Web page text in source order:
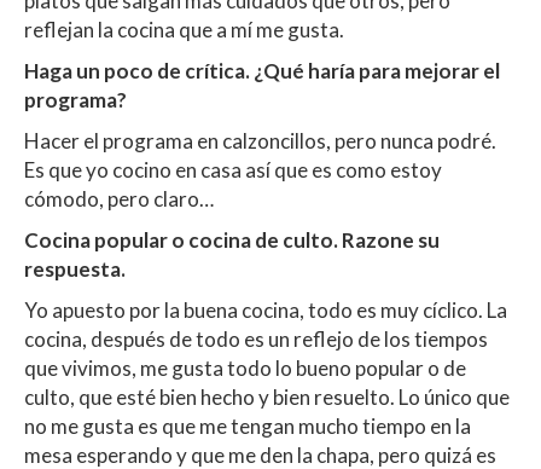
reflejan la cocina que a mí me gusta.
Haga un poco de crítica. ¿Qué haría para mejorar el
programa?
Hacer el programa en calzoncillos, pero nunca podré.
Es que yo cocino en casa así que es como estoy
cómodo, pero claro…
Cocina popular o cocina de culto. Razone su
respuesta.
Yo apuesto por la buena cocina, todo es muy cíclico. La
cocina, después de todo es un reflejo de los tiempos
que vivimos, me gusta todo lo bueno popular o de
culto, que esté bien hecho y bien resuelto. Lo único que
no me gusta es que me tengan mucho tiempo en la
mesa esperando y que me den la chapa, pero quizá es